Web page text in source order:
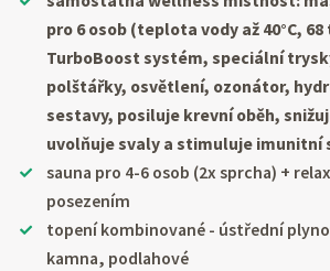
pro 6 osob (teplota vody až 40°C,
TurboBoost systém, speciální
polštářky, osvětlení, ozonátor,
sestavy, posiluje krevní oběh,
uvolňuje svaly a stimuluje imunitní
sauna pro 4-6 osob (2x sprcha) +
posezením
topení kombinované - ústřední
kamna, podlahové